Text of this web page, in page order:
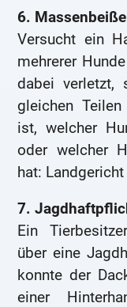
6.
Versucht ein
mehrerer
dabei verletzt,
gleichen
ist, welcher
oder welcher
hat:
7.
Ein
über eine
konnte der
einer